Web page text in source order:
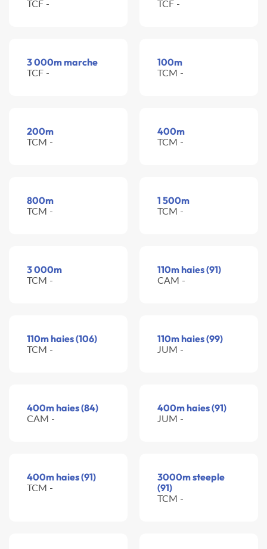
TCF - TCF -
3 000m marche
TCF -
100m
TCM -
200m
TCM -
400m
TCM -
800m
TCM -
1 500m
TCM -
3 000m
TCM -
110m haies (91)
CAM -
110m haies (106)
TCM -
110m haies (99)
JUM -
400m haies (84)
CAM -
400m haies (91)
JUM -
400m haies (91)
TCM -
3000m steeple
(91)
TCM -